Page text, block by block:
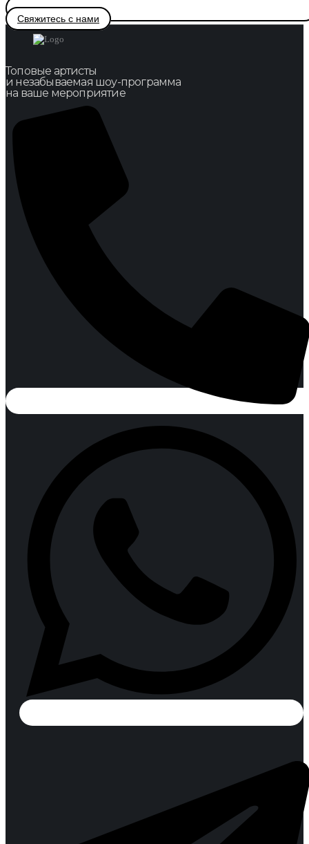
Свяжитесь с нами
Топовые артисты
и незабываемая шоу-программа
на ваше мероприятие